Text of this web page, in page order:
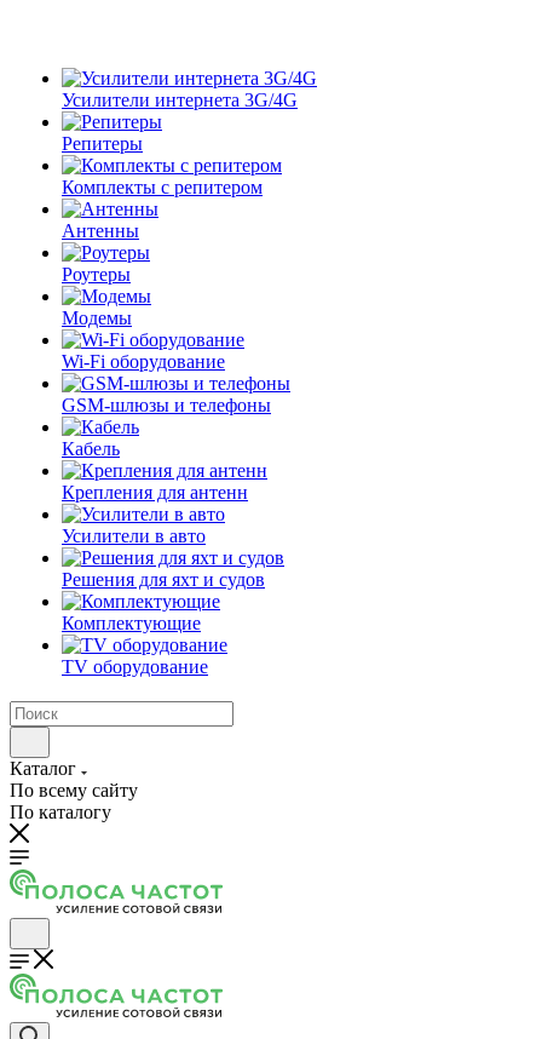
Усилители интернета 3G/4G
Репитеры
Комплекты с репитером
Антенны
Роутеры
Модемы
Wi-Fi оборудование
GSM-шлюзы и телефоны
Кабель
Крепления для антенн
Усилители в авто
Решения для яхт и судов
Комплектующие
TV оборудование
Каталог
По всему сайту
По каталогу